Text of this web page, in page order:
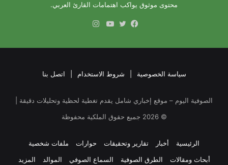
محتوى موثوق يواكب اهتمامات القارئ العربي.
سياسة الخصوصية شروط الاستخدام اتصل بنا
الصوفية اليوم – موقع إخباري شامل يقدم تغطية لحظية وتحليلات دقيقة |
©
2026 جميع حقوق الملكية محفوظة
الرئيسية أخبار تقارير وتحقيقات حوارات
ملفات شخصية
أبحاث ومقالات
الطرق الصوفية السماع الصوفي الموالد المزيد